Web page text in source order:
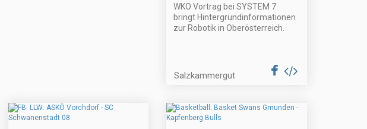
WKO Vortrag bei SYSTEM 7
bringt Hintergrundinformationen
zur Robotik in Oberösterreich.
Salzkammergut